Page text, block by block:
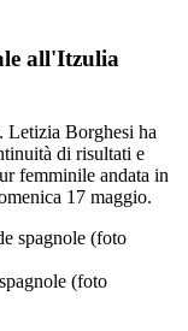
all'Itzulia
Letizia Borghesi ha
di risultati e
femminile andata in
17 maggio.
(foto